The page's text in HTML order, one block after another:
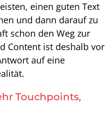
einen guten Text
und dann darauf zu
schon den Weg zur
Content ist deshalb vor
auf eine
Touchpoints,